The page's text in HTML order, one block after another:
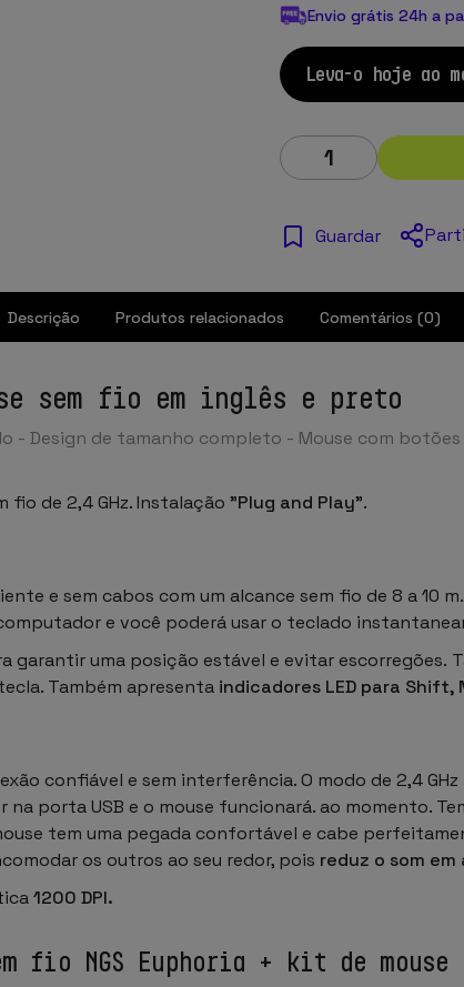
Envio grátis 24h a
Leva-o hoje ao
Guardar
Descrição Produtos relacionados Comentários (0)
sem fio em inglês e preto
- Design de tamanho completo - Mouse com
fio de 2,4 GHz. Instalação "Plug and Play".
e sem cabos com um alcance sem fio de 8 a 10
e você poderá usar o teclado
garantir uma posição estável e evitar escorregões.
Também apresenta indicadores LED para Shift,
confiável e sem interferência. O modo de 2,4
porta USB e o mouse funcionará. ao momento.
tem uma pegada confortável e cabe
os outros ao seu redor, pois reduz o som em
1200 DPI.
fio NGS Euphoria + kit de